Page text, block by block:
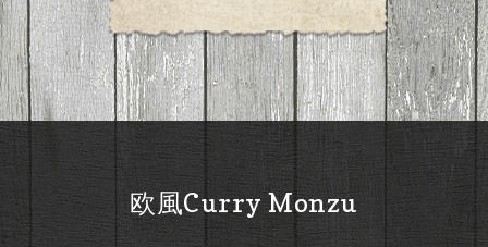
欧風Curry Monzu